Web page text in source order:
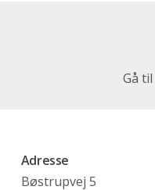
Gå til
Adresse
Bøstrupvej 5